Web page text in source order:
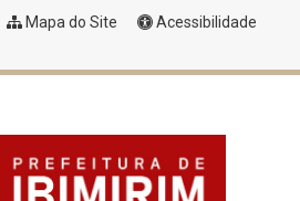
Mapa do Site
Acessibilidade